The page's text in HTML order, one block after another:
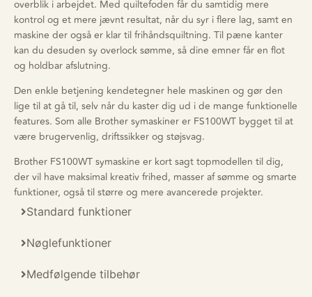
overblik i arbejdet. Med quiltefoden får du samtidig mere
kontrol og et mere jævnt resultat, når du syr i flere lag, samt en
maskine der også er klar til frihåndsquiltning. Til pæne kanter
kan du desuden sy overlock sømme, så dine emner får en flot
og holdbar afslutning.
Den enkle betjening kendetegner hele maskinen og gør den
lige til at gå til, selv når du kaster dig ud i de mange funktionelle
features. Som alle Brother symaskiner er FS100WT bygget til at
være brugervenlig, driftssikker og støjsvag.
Brother FS100WT symaskine er kort sagt topmodellen til dig,
der vil have maksimal kreativ frihed, masser af sømme og smarte
funktioner, også til større og mere avancerede projekter.
Standard funktioner
Nøglefunktioner
Medfølgende tilbehør